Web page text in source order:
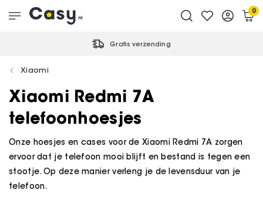
Gratis verzending
0
Xiaomi
Xiaomi Redmi 7A
telefoonhoesjes
Onze hoesjes en cases voor de Xiaomi Redmi 7A zorgen
ervoor dat je telefoon mooi blijft en bestand is tegen een
stootje. Op deze manier verleng je de levensduur van je
telefoon.